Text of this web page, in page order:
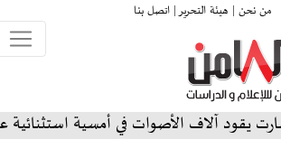
من نحن | هيئة التحرير |اتصل بنا
في أمسية استثنائية على المسرح